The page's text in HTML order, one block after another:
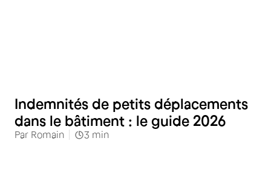
Indemnités de petits déplacements
dans le bâtiment : le guide 2026
Par Romain 3 min